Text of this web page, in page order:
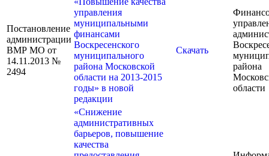
Постановление
администрации
ВМР МО от
14.11.2013 №
2494
управления
муниципальными
финансами
Воскресенского
муниципального
района Московской
области на 2013-2015
годы» в новой
редакции
Скачать
района
области
«Снижение
административных
барьеров, повышение
качества